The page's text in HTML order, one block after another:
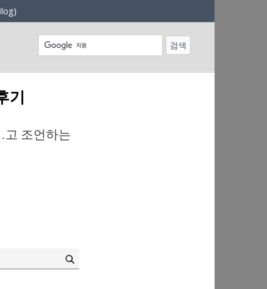
기
고 조언하는